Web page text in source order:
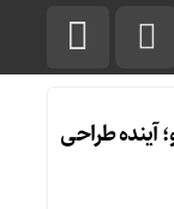
آینده طراحی